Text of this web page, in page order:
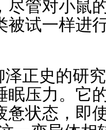
尽管对小鼠
被试一样进
泽正史的研
眠压力。它
惫状态，即